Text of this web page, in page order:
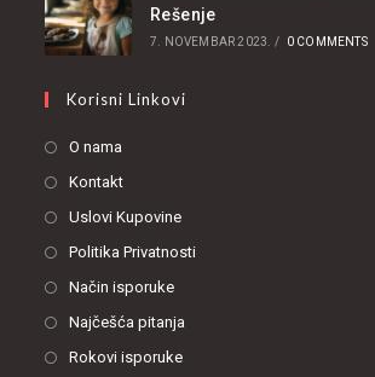
Rešenje
7. NOVEMBAR 2023. / 0 COMMENTS
Korisni Linkovi
O nama
Kontakt
Uslovi Kupovine
Politika Privatnosti
Način isporuke
Najčešća pitanja
Rokovi isporuke